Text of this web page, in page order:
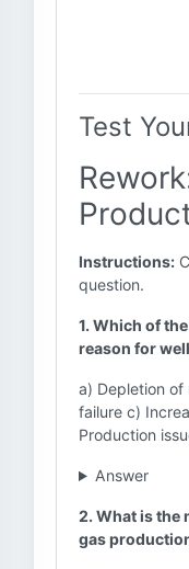
Test
Instructions:
question.
1. Which of
reason for
a) Depletion of
failure c)
Production
Answer
2. What is the
gas